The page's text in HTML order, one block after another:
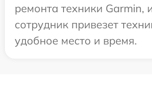
ремонта техники Garmin,
сотрудник привезет
удобное место и время.